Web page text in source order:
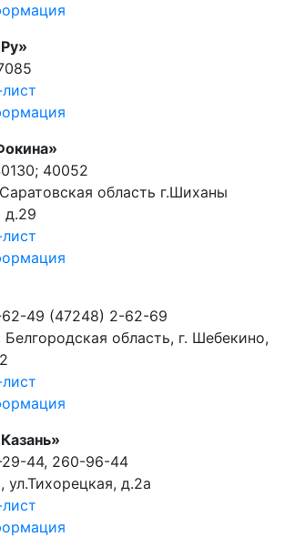
40052
область г.Шиханы
д.29
49 (47248) 2-62-69
область, г. Шебекино,
44, 260-96-44
ул.Тихорецкая, д.2а